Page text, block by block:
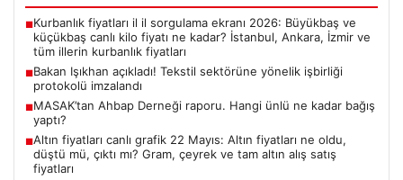
■Kurbanlık fiyatları il il sorgulama ekranı 2026: Büyükbaş ve
küçükbaş canlı kilo fiyatı ne kadar? İstanbul, Ankara, İzmir ve
tüm illerin kurbanlık fiyatları
■Bakan Işıkhan açıkladı! Tekstil sektörüne yönelik işbirliği
protokolü imzalandı
■MASAK’tan Ahbap Derneği raporu. Hangi ünlü ne kadar bağış
yaptı?
■Altın fiyatları canlı grafik 22 Mayıs: Altın fiyatları ne oldu,
düştü mü, çıktı mı? Gram, çeyrek ve tam altın alış satış
fiyatları